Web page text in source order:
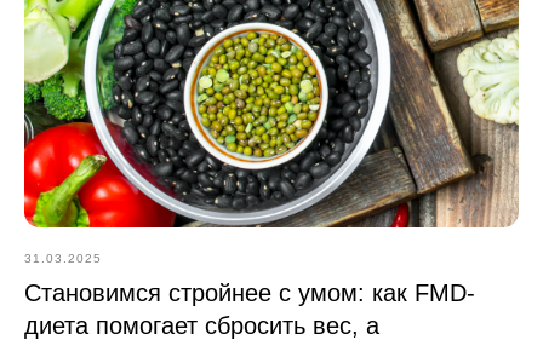
31.03.2025
Становимся стройнее с умом: как FMD-
диета помогает сбросить вес, а